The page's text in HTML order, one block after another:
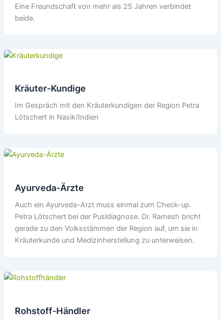
Eine Freundschaft von mehr als 25 Jahren verbindet
beide.
Kräuter-Kundige
Im Gespräch mit den Kräuterkundigen der Region Petra
Lötschert in Nasik/Indien
Ayurveda-Ärzte
Auch ein Ayurveda-Arzt muss einmal zum Check-up.
Petra Lötschert bei der Pusldiagnose. Dr. Ramesh bricht
gerade zu den Volksstämmen der Region auf, um sie in
Kräuterkunde und Medizinherstellung zu unterweisen.
Rohstoff-Händler